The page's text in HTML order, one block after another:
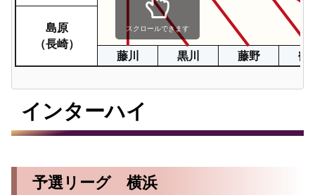
島原
（長崎）
藤川 黒川 藤野 鶴
スクロールできます
インターハイ
予選リーグ 横浜